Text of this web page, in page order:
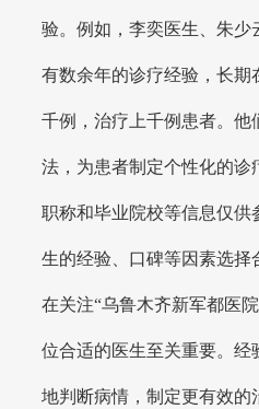
验。例如，李奕医生、朱少
有数余年的诊疗经验，长期
千例，治疗上千例患者。他
法，为患者制定个性化的诊
职称和毕业院校等信息仅供
生的经验、口碑等因素选择
在关注“乌鲁木齐新军都医
位合适的医生至关重要。经
地判断病情，制定更有效的